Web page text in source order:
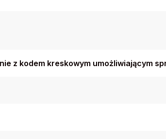
z kodem kreskowym umożliwiającym